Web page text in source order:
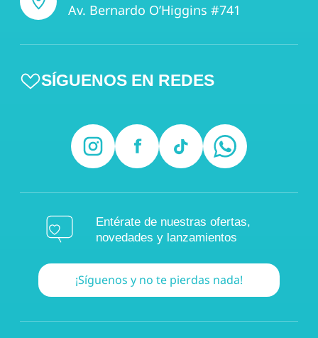
Av. Bernardo O’Higgins #741
SÍGUENOS EN REDES
Entérate de nuestras ofertas,
novedades y lanzamientos
¡Síguenos y no te pierdas nada!